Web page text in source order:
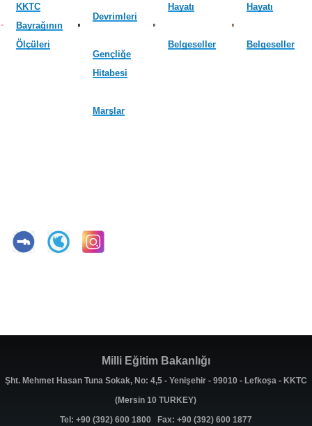
KKTC
Bayrağının
Ölçüleri
Devrimleri
Gençliğe
Hitabesi
Marşlar
Hayatı
Belgeseller
Hayatı
Belgeseller
Milli Eğitim Bakanlığı
Şht. Mehmet Hasan Tuna Sokak, No: 4,5 - Yenişehir - 99010 - Lefkoşa - KKTC
(Mersin 10 TURKEY)
Tel: +90 (392) 600 1800 Fax: +90 (392) 600 1877